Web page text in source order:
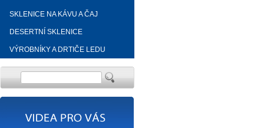
SKLENICE NA KÁVU A ČAJ
DESERTNÍ SKLENICE
VÝROBNÍKY A DRTIČE LEDU